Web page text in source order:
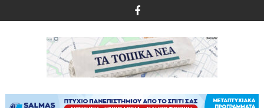
στο
περιεχόμενο